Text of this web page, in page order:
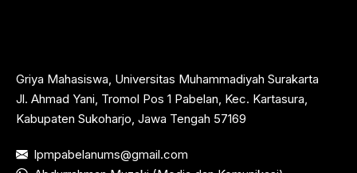
Griya Mahasiswa, Universitas Muhammadiyah Surakarta
Jl. Ahmad Yani, Tromol Pos 1 Pabelan, Kec. Kartasura,
Kabupaten Sukoharjo, Jawa Tengah 57169
lpmpabelanums@gmail.com